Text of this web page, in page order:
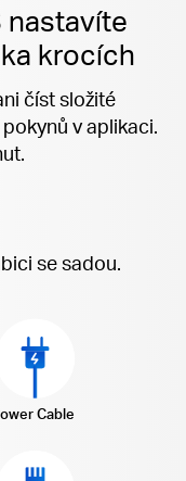
nastavíte
krocích
číst složité
v aplikaci.
se sadou.
Cable